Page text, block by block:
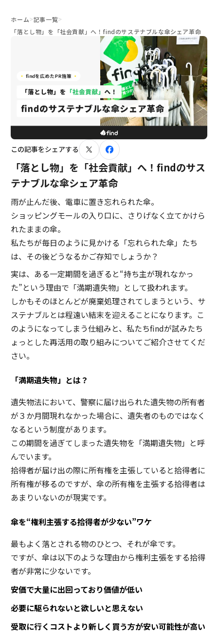
ホーム>記事一覧>
「落とし物」を「社会貢献」へ！findのサステナブルな傘シェア革命
この記事をシェアする
「落とし物」を「社会貢献」へ！findのサス
テナブルな傘シェア革命
雨が止んだ後、電車に置き忘れられた傘。
ショッピングモールの入り口に、さりげなく立てかけら
れたままの傘。
私たちが毎日のように見かける「忘れられた傘」たち
は、その後どうなるかご存知でしょうか？
実は、ある一定期間を過ぎると“持ち主が現れなかっ
た”という理由で「満期遺失物」として扱われます。
しかもそのほとんどが廃棄処理されてしまうという、サ
ステナブルとは程遠い結末を迎えることになります。こ
のようになってしまう仕組みと、私たちfindが試みたち
ょっとした再活用の取り組みについてご紹介させてくだ
さい。
「満期遺失物」とは？
遺失物法において、警察に届け出られた遺失物の所有者
が３か月間現れなかった場合に、遺失者のものではなく
なるという制度があります。
この期間を過ぎてしまった遺失物を「満期遺失物」と呼
んでいます。
拾得者が届け出の際に所有権を主張していると拾得者に
所有権が移るのですが、傘の所有権を主張する拾得者は
あまりいないのが現実です。
傘を“権利主張する拾得者が少ない”ワケ
最もよく落とされる物のひとつ、それが傘です。
ですが、傘は以下のような理由から権利主張をする拾得
者が非常に少ないです。
安価で大量に出回っており価値が低い
必要に駆られないと欲しいと思えない
受取に行くコストより新しく買う方が安い可能性が高い